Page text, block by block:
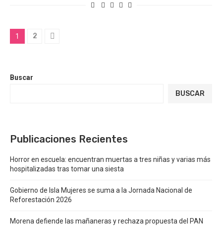
1 2
Buscar
BUSCAR
Publicaciones Recientes
Horror en escuela: encuentran muertas a tres niñas y varias más
hospitalizadas tras tomar una siesta
Gobierno de Isla Mujeres se suma a la Jornada Nacional de
Reforestación 2026
Morena defiende las mañaneras y rechaza propuesta del PAN